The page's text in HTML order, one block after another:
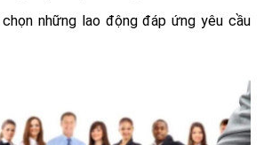
những lao động đáp ứng yêu cầu